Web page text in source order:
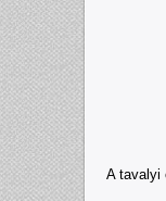
A tavalyi